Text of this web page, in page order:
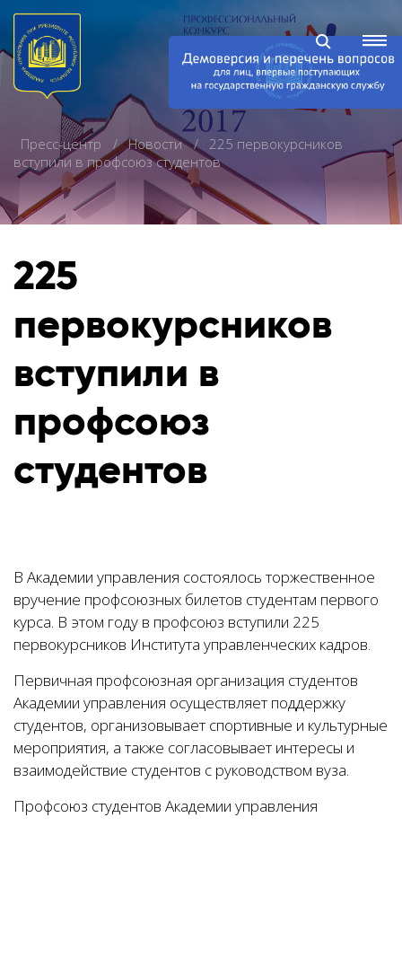
Пресс-центр Новости
225 первокурсников
вступили в профсоюз студентов
225
первокурсников
вступили в
профсоюз
студентов
В Академии управления состоялось торжественное
вручение профсоюзных билетов студентам первого
курса. В этом году в профсоюз вступили 225
первокурсников Института управленческих кадров.
Первичная профсоюзная организация студентов
Академии управления осуществляет поддержку
студентов, организовывает спортивные и культурные
мероприятия, а также согласовывает интересы и
взаимодействие студентов с руководством вуза.
Профсоюз студентов Академии управления